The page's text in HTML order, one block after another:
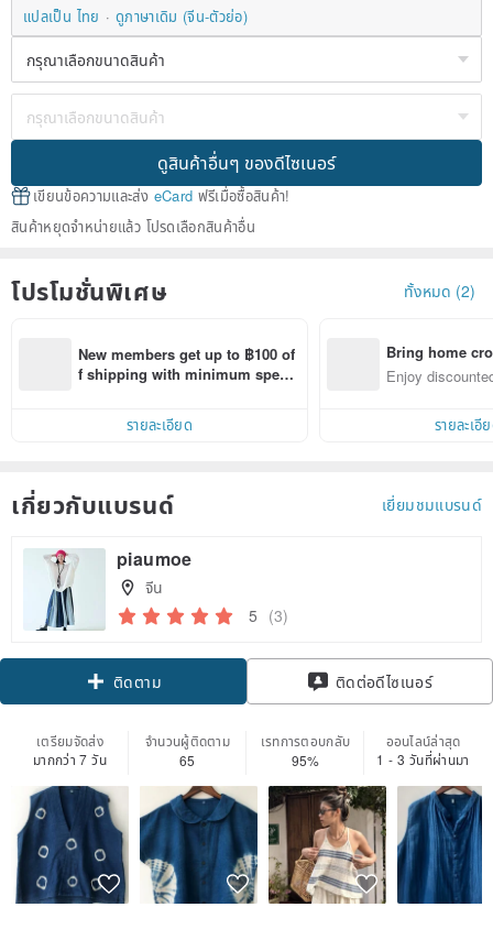
แปลเป็น ไทย
ดูภาษาเดิม (จีน-ตัวย่อ)
ดูสินค้าอื่นๆ ของดีไซเนอร์
เขียนข้อความและส่ง eCard ฟรีเมื่อซื้อสินค้า!
สินค้าหยุดจำหน่ายแล้ว โปรดเลือกสินค้าอื่น
โปรโมชั่นพิเศษ ทั้งหมด (2)
New members get up to ฿100 of
f shipping with minimum spen
within 7 days!
รายละเอียด
Bring home
n with ease
Enjoy
รายละเอี
เกี่ยวกับแบรนด์ เยี่ยมชมแบรนด์
piaumoe
จีน
5 (3)
Claim coupon
ติดตาม ติดต่อดีไซเนอร์
เตรียมจัดส่ง
มากกว่า 7 วัน
จำนวนผู้ติดตาม
65
เรทการตอบกลับ
95%
ออนไลน์ล่าสุด
1 - 3 วันที่ผ่านมา